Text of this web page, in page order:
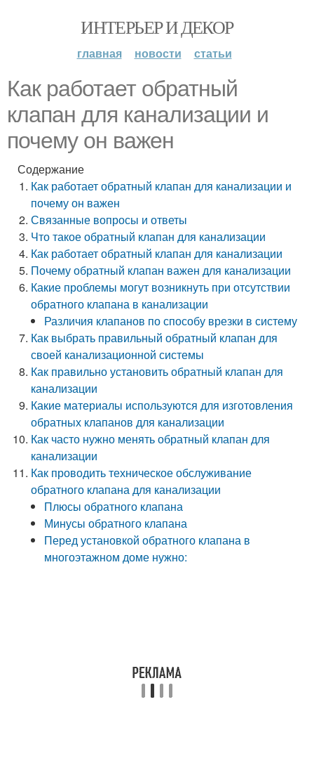
ИНТЕРЬЕР И ДЕКОР
главная новости статьи
Как работает обратный
клапан для канализации и
почему он важен
Содержание
Как работает обратный клапан для канализации и
почему он важен
Связанные вопросы и ответы
Что такое обратный клапан для канализации
Как работает обратный клапан для канализации
Почему обратный клапан важен для канализации
Какие проблемы могут возникнуть при отсутствии
обратного клапана в канализации
Различия клапанов по способу врезки в систему
Как выбрать правильный обратный клапан для
своей канализационной системы
Как правильно установить обратный клапан для
канализации
Какие материалы используются для изготовления
обратных клапанов для канализации
Как часто нужно менять обратный клапан для
канализации
Как проводить техническое обслуживание
обратного клапана для канализации
Плюсы обратного клапана
Минусы обратного клапана
Перед установкой обратного клапана в
многоэтажном доме нужно: